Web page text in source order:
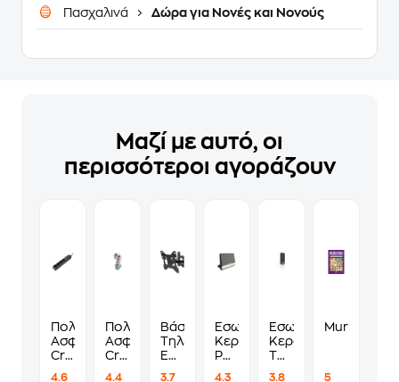
Πασχαλινά Δώρα για Νονές και Νονούς
Μαζί με αυτό, οι
περισσότεροι αγοράζουν
Πολύπριζο
Ασφαλείας
Crystal
4.6
Πολύπριζο
Ασφαλείας
Crystal
4.4
Βάση
Τηλεόρασης
Επιτοίχια
3.7
Εσωτερική
Κεραία
Philips
4.3
Εσωτερική
Κεραία
Thomson
3.8
Murdoku
5